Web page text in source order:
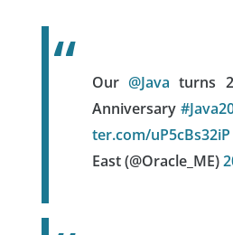
Our@Java turns
Anniversary
ter.com/uP5cBs32iP
East (@Oracle_ME)